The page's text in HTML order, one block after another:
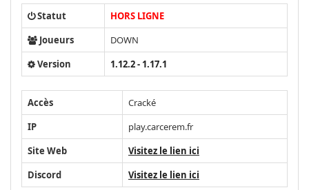
Statut
HORS LIGNE
Joueurs
DOWN
Version
1.12.2 - 1.17.1
Accès
Cracké
IP
play.carcerem.fr
Site Web
Visitez le lien ici
Discord
Visitez le lien ici